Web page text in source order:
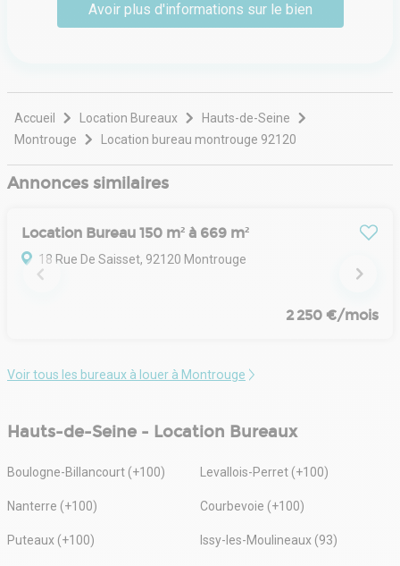
Europe, au Moyen-Orient et en Asie.
Avoir plus d'informations sur le bien
Accueil Location Bureaux
Hauts-de-Seine
Montrouge
Location bureau montrouge 92120
Annonces similaires
Location Bureau 150 m² à 669 m²
18 Rue De Saisset, 92120 Montrouge
2 250 €/mois
Voir tous les bureaux à louer à Montrouge
Hauts-de-Seine - Location Bureaux
Boulogne-Billancourt (+100) Levallois-Perret (+100)
Nanterre (+100) Courbevoie (+100)
Puteaux (+100) Issy-les-Moulineaux (93)